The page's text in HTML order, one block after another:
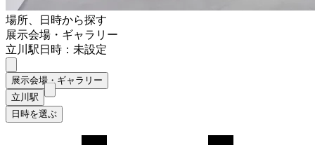
場所、日時から探す
展示会場・ギャラリー
立川駅日時：未設定
展示会場・ギャラリー
立川駅
日時を選ぶ